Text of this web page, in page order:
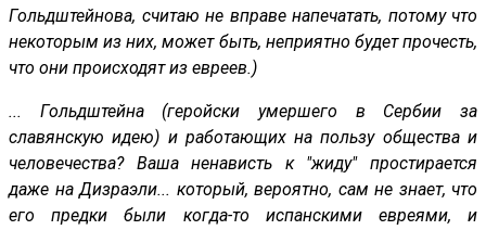
Гольдштейнова, считаю не вправе напечатать, потому что
некоторым из них, может быть, неприятно будет прочесть,
что они происходят из евреев.)
... Гольдштейна (геройски умершего в Сербии за
славянскую идею) и работающих на пользу общества и
человечества? Ваша ненависть к "жиду" простирается
даже на Дизраэли... который, вероятно, сам не знает, что
его предки были когда-то испанскими евреями, и